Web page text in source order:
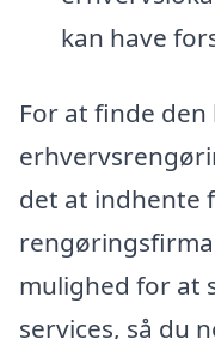
kan have
For at finde
det at indhente
mulighed for at
services, så du